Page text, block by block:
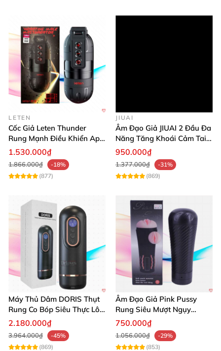
LETEN
Cốc Giả Leten Thunder
Rung Mạnh Điều Khiển App
Đa Chế Độ
1.530.000₫
1.866.000₫
-18%
(877)
JIUAI
Âm Đạo Giả JIUAI 2 Đầu Đa
Năng Tăng Khoái Cảm Tai
Nghe Cao Cấp
950.000₫
1.377.000₫
-31%
(869)
Máy Thủ Dâm DORIS Thụt
Rung Co Bóp Siêu Thực Lôi
Cuốn
2.180.000₫
3.964.000₫
-45%
(869)
Âm Đạo Giả Pink Pussy
Rung Siêu Mượt Ngụy
Trang Đèn Pin
750.000₫
1.056.000₫
-29%
(853)